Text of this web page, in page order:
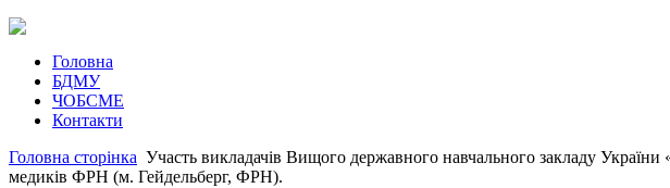
Головна
БДМУ
ЧОБСМЕ
Контакти
Головна сторінка Участь викладачів Вищого державного навчального закладу
медиків ФРН (м. Гейдельберг, ФРН).